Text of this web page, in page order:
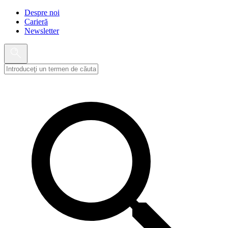
Despre noi
Carieră
Newsletter